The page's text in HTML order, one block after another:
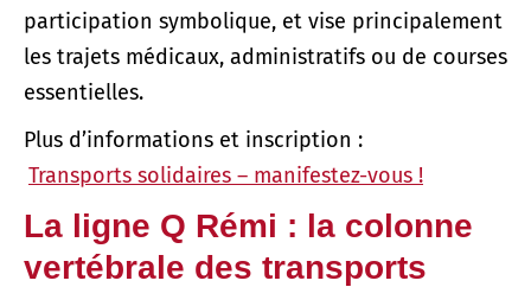
participation symbolique, et vise principalement
les trajets médicaux, administratifs ou de courses
essentielles.
Plus d’informations et inscription :
Transports solidaires – manifestez-vous !
La ligne Q Rémi : la colonne
vertébrale des transports